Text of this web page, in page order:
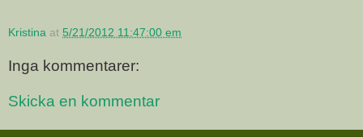
Kristina at 5/21/2012 11:47:00 em
Inga kommentarer:
Skicka en kommentar